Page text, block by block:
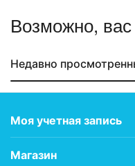
Возможно, вас
Недавно
Моя учетная запись
Магазин